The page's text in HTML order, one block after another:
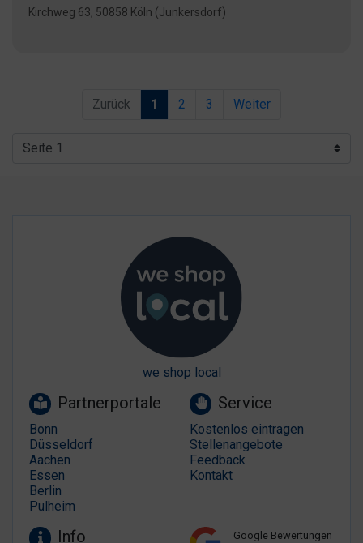
Kirchweg 63, 50858 Köln (Junkersdorf)
Zurück 1 2 3 Weiter
we shop local
Partnerportale
Bonn
Düsseldorf
Aachen
Essen
Berlin
Pulheim
Service
Kostenlos eintragen
Stellenangebote
Feedback
Kontakt
Info Google Bewertungen